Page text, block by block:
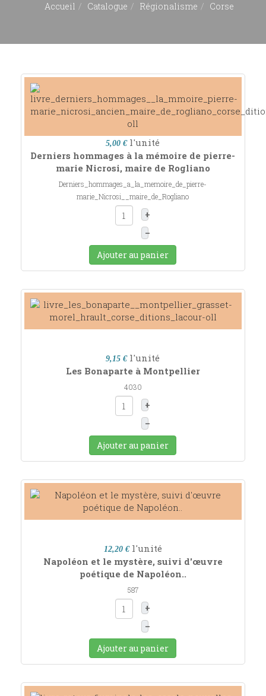
Accueil Catalogue Régionalisme Corse
5,00 € l'unité
Derniers hommages à la mémoire de pierre-
marie Nicrosi, maire de Rogliano
Derniers_hommages_a_la_memoire_de_pierre-
marie_Nicrosi__maire_de_Rogliano
+
–
Ajouter au panier
9,15 € l'unité
Les Bonaparte à Montpellier
4030
+
–
Ajouter au panier
12,20 € l'unité
Napoléon et le mystère, suivi d'œuvre
poétique de Napoléon..
587
+
–
Ajouter au panier